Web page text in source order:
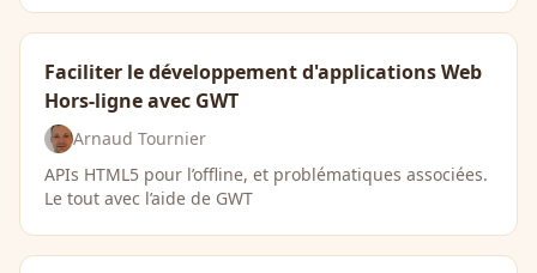
Faciliter le développement d'applications Web
Hors-ligne avec GWT
Arnaud Tournier
APIs HTML5 pour l’offline, et problématiques associées.
Le tout avec l’aide de GWT